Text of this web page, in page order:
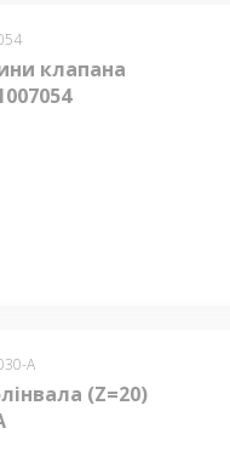
клапана
А
(Z=20)